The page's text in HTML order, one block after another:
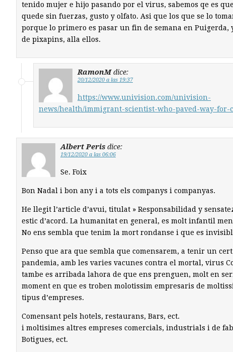
tenido mujer e hijo pasando por el virus, sabemos qe es
quede sin fuerzas, gusto y olfato. Asi que los que se lo
porque lo primero es pasar un fin de semana en Puigerda,
de pixapins, alla ellos.
RamonM dice:
20/12/2020 a las 19:37
https://www.univision.com/univision-
news/health/immigrant-scientist-who-paved-way-for-
Albert Peris dice:
19/12/2020 a las 06:06
Se. Foix
Bon Nadal i bon any i a tots els companys i companyas.
He llegit l’article d’avui, titulat » Responsabilidad y
estic d’acord. La humanitat en general, es molt infantil
No ens sembla que tenim la mort rondanse i que es
Penso que ara que sembla que comensarem, a tenir un
pandemia, amb les varies vacunes contra el mortal, virus
tambe es arribada lahora de que ens prenguen, molt en
moment en que es troben molotissim empresaris de
tipus d’empreses.
Comensant pels hotels, restaurans, Bars, ect.
i moltisimes altres empreses comercials, industrials i de
Botigues, ect.